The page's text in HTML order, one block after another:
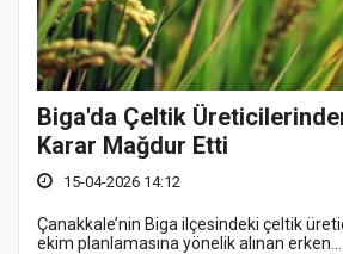
Biga'da Çeltik
Karar Mağdur Etti
15-04-2026 14:12
Çanakkale’nin Biga ilçesindeki çeltik
ekim planlamasına yönelik alınan erken...